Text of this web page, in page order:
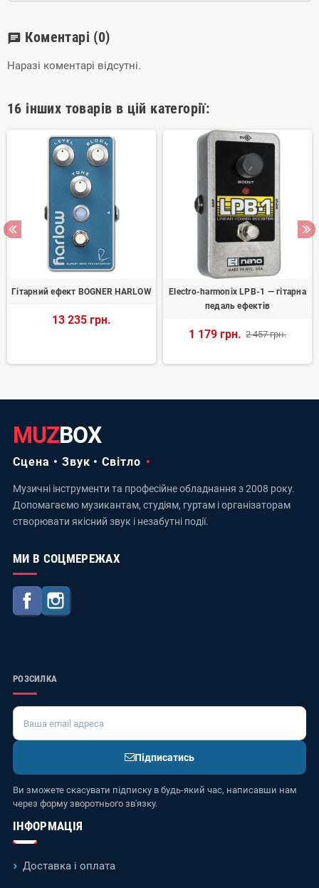
chat Коментарі (0)
Наразі коментарі відсутні.
16 інших товарів в цій категорії:
Гітарний ефект BOGNER HARLOW
13 235 грн.
Electro-harmonix LPB-1 — гітарна
педаль ефектів
1 179 грн. 2 457 грн.
MUZBOX
Сцена • Звук • Світло
Музичні інструменти та професійне обладнання з 2008 року.
Допомагаємо музикантам, студіям, гуртам і організаторам
створювати якісний звук і незабутні події.
МИ В СОЦМЕРЕЖАХ
Facebook
РОЗСИЛКА
Підписатись
Ви зможете скасувати підписку в будь-який час, написавши нам
через форму зворотнього зв'язку.
ІНФОРМАЦІЯ
Доставка і оплата